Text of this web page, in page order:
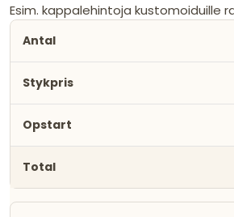
Esim. kappalehintoja kustomoiduille